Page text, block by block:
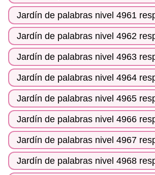
Jardín de palabras nivel 4961
Jardín de palabras nivel 4962
Jardín de palabras nivel 4963
Jardín de palabras nivel 4964
Jardín de palabras nivel 4965
Jardín de palabras nivel 4966
Jardín de palabras nivel 4967
Jardín de palabras nivel 4968